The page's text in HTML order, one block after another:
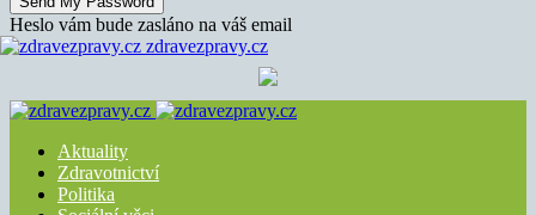
Heslo vám bude zasláno na váš email
zdravezpravy.cz
Aktuality
Zdravotnictví
Politika